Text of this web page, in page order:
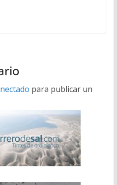
para publicar un